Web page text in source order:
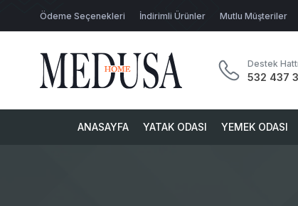
Ödeme Seçenekleri İndirimli Ürünler Mutlu Müşteriler
Destek Hattı
532 437
ANASAYFA YATAK ODASI YEMEK ODASI